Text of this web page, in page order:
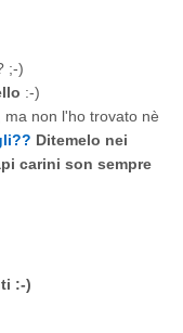
;-)
:-)
non l'ho trovato nè
Ditemelo nei
carini son sempre
:-)